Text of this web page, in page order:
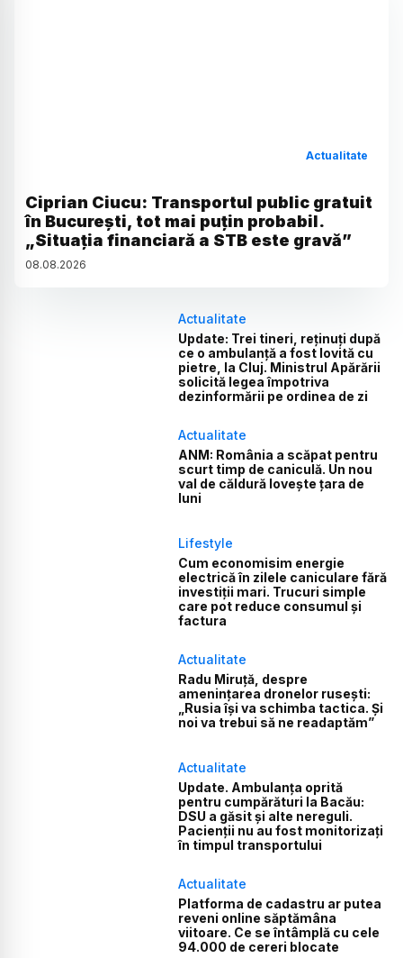
Actualitate
Ciprian Ciucu: Transportul public gratuit
în București, tot mai puțin probabil.
„Situația financiară a STB este gravă”
08.08.2026
Actualitate
Update: Trei tineri, reținuți după
ce o ambulanță a fost lovită cu
pietre, la Cluj. Ministrul Apărării
solicită legea împotriva
dezinformării pe ordinea de zi
Actualitate
ANM: România a scăpat pentru
scurt timp de caniculă. Un nou
val de căldură lovește țara de
luni
Lifestyle
Cum economisim energie
electrică în zilele caniculare fără
investiții mari. Trucuri simple
care pot reduce consumul și
factura
Actualitate
Radu Miruță, despre
amenințarea dronelor rusești:
„Rusia își va schimba tactica. Și
noi va trebui să ne readaptăm”
Actualitate
Update. Ambulanța oprită
pentru cumpărături la Bacău:
DSU a găsit și alte nereguli.
Pacienții nu au fost monitorizați
în timpul transportului
Actualitate
Platforma de cadastru ar putea
reveni online săptămâna
viitoare. Ce se întâmplă cu cele
94.000 de cereri blocate